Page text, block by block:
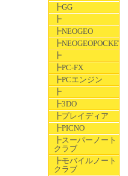
┣GG
┣
┣NEOGEO
┣NEOGEOPOCKET
┣
┣PC-FX
┣PCエンジン
┣
┣3DO
┣プレイディア
┣PICNO
┣スーパーノート
クラブ
┣モバイルノート
クラブ